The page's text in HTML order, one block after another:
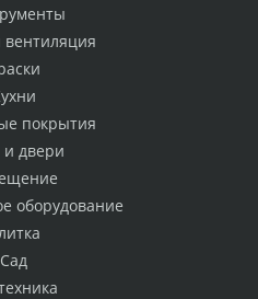
покрытия
двери
оборудование
Сад